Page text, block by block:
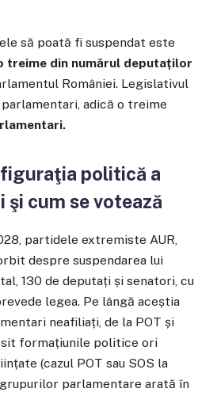
să poată fi suspendat este
treime din numărul deputaților
României. Legislativul
adică o treime
politică a
şi cum se votează
partidele extremiste AUR,
despre suspendarea lui
130 de deputați și senatori, cu
legea. Pe lângă aceștia
neafiliați, de la POT și
formațiunile politice ori
(cazul POT sau SOS la
parlamentare arată în